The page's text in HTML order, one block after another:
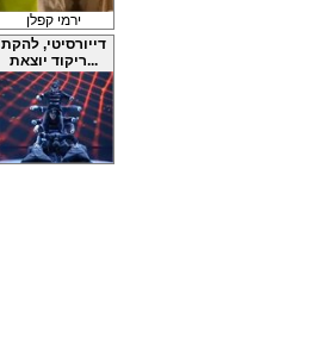
ירמי קפלן
דייורסיטי, להקת
ריקוד יוצאת...